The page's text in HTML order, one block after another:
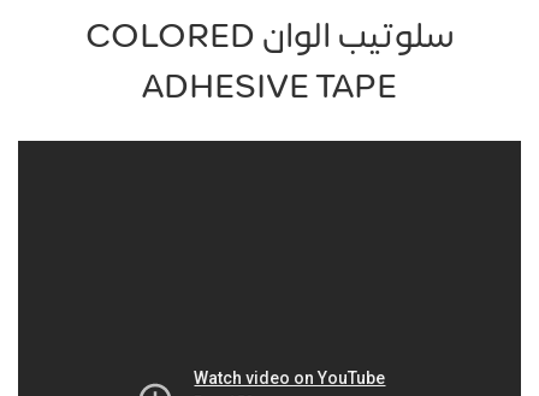
سلوتيب الوان COLORED
ADHESIVE TAPE